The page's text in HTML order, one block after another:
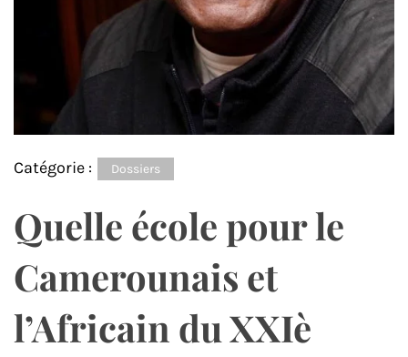
Catégorie : Dossiers
Quelle école pour le
Camerounais et
l’Africain du XXIè